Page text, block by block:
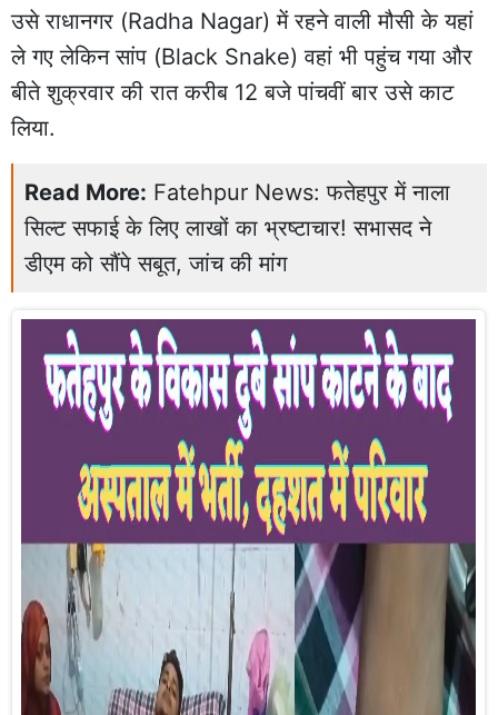
उसे राधानगर (Radha Nagar) में रहने वाली मौसी के यहां
ले गए लेकिन सांप (Black Snake) वहां भी पहुंच गया और
बीते शुक्रवार की रात करीब 12 बजे पांचवीं बार उसे काट
लिया.
Read More: Fatehpur News: फतेहपुर में नाला
सिल्ट सफाई के लिए लाखों का भ्रष्टाचार! सभासद ने
डीएम को सौंपे सबूत, जांच की मांग